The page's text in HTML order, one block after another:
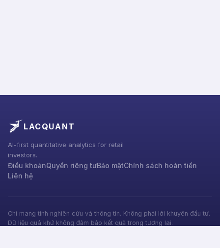
LACQUANT
AI-first quantitative analytics for retail
investors.
Điều khoảnQuyền riêng tưBảo mậtChính sách hoàn tiền
Liên hệ
Chỉ mang tính nghiên cứu và thông tin. Không phải lời khuyên đầu tư.
Dữ liệu quá khứ không đảm bảo kết quả trong tương lai.